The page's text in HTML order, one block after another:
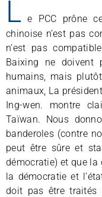
L e PCC prône
chinoise n’est pas
n’est pas
Baixing ne doivent
humains, mais
animaux, La
Ing-wen. montre
Taïwan. Nous
banderoles (contre
peut être sûre et
démocratie) et que
la démocratie et
doit pas être traités